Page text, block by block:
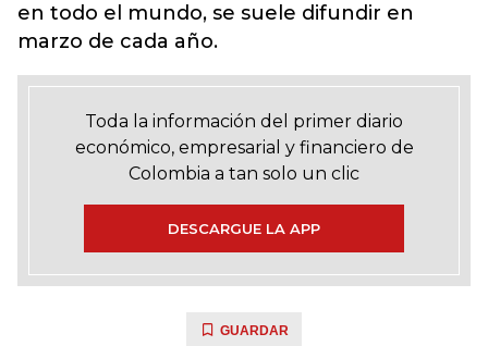
en todo el mundo, se suele difundir en
marzo de cada año.
Toda la información del primer diario
económico, empresarial y financiero de
Colombia a tan solo un clic
DESCARGUE LA APP
GUARDAR